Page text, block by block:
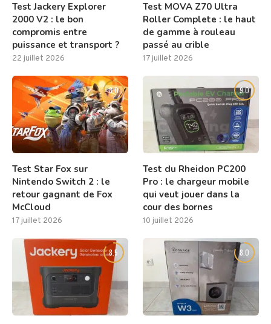
Test Jackery Explorer
2000 V2 : le bon
compromis entre
puissance et transport ?
22 juillet 2026
Test MOVA Z70 Ultra
Roller Complete : le haut
de gamme à rouleau
passé au crible
17 juillet 2026
8.0
Test Star Fox sur
Nintendo Switch 2 : le
retour gagnant de Fox
McCloud
17 juillet 2026
9.0
Test du Rheidon PC200
Pro : le chargeur mobile
qui veut jouer dans la
cour des bornes
10 juillet 2026
8.5 8.0